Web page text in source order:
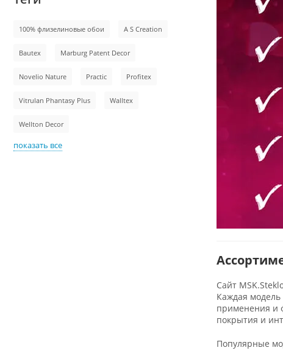
Сайт
Каждая модель
применения и
покрытия и
Популярные
100% флизелиновые обои A S Creation
Bautex Marburg Patent Decor
Novelio Nature Practic Profitex
Vitrulan Phantasy Plus Walltex
Wellton Decor
показать все